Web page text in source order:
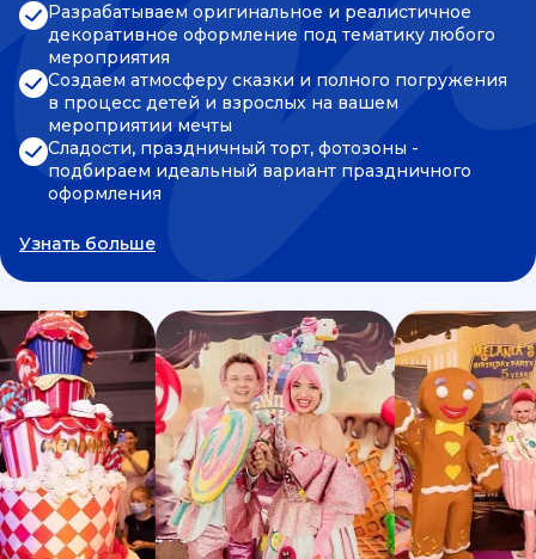
Разрабатываем оригинальное и реалистичное
декоративное оформление под тематику любого
мероприятия
Создаем атмосферу сказки и полного погружения
в процесс детей и взрослых на вашем
мероприятии мечты
Сладости, праздничный торт, фотозоны -
подбираем идеальный вариант праздничного
оформления
Узнать больше